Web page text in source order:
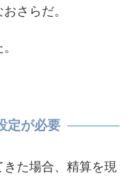
さらだ。
定が必要
た場合、精算を現